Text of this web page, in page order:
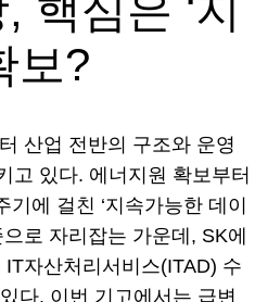
보?
산업 전반의 구조와 운영
고 있다. 에너지원 확보부터
에 걸친 ‘지속가능한 데이
로 자리잡는 가운데, SK에
자산처리서비스(ITAD) 수
다. 이번 기고에서는 급변